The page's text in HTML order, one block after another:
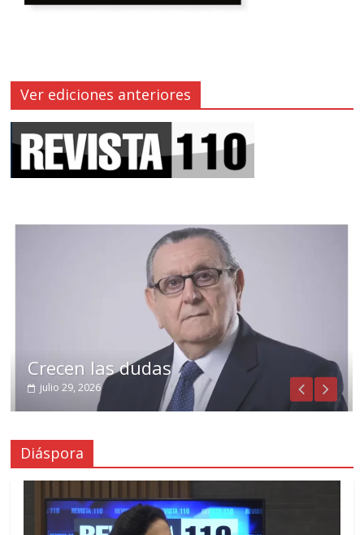
Ver ediciones anteriores
Crecen las dudas
julio 29, 2026
Diáspora